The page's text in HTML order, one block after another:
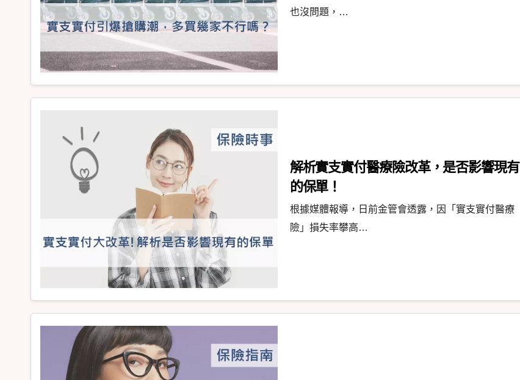
也沒問題，…
解析實支實付醫療險改革，是否影響現有
的保單！
根據媒體報導，日前金管會透露，因「實支實付醫療
險」損失率攀高…